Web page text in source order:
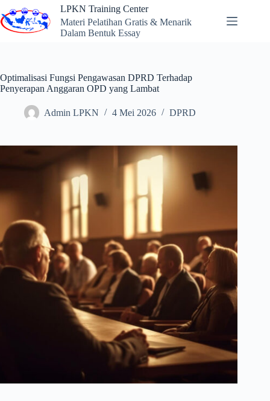
to
content
LPKN Training Center
Materi Pelatihan Gratis & Menarik
Dalam Bentuk Essay
Optimalisasi Fungsi Pengawasan DPRD Terhadap
Penyerapan Anggaran OPD yang Lambat
Admin LPKN 4 Mei 2026 DPRD